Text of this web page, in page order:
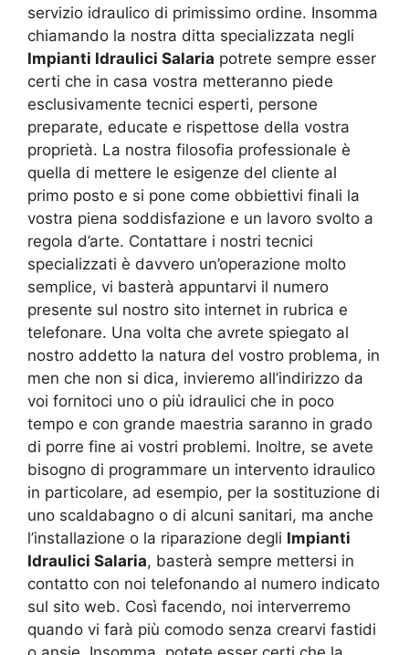
servizio idraulico di primissimo ordine. Insomma
chiamando la nostra ditta specializzata negli
Impianti Idraulici Salaria potrete sempre esser
certi che in casa vostra metteranno piede
esclusivamente tecnici esperti, persone
preparate, educate e rispettose della vostra
proprietà. La nostra filosofia professionale è
quella di mettere le esigenze del cliente al
primo posto e si pone come obbiettivi finali la
vostra piena soddisfazione e un lavoro svolto a
regola d’arte. Contattare i nostri tecnici
specializzati è davvero un’operazione molto
semplice, vi basterà appuntarvi il numero
presente sul nostro sito internet in rubrica e
telefonare. Una volta che avrete spiegato al
nostro addetto la natura del vostro problema, in
men che non si dica, invieremo all’indirizzo da
voi fornitoci uno o più idraulici che in poco
tempo e con grande maestria saranno in grado
di porre fine ai vostri problemi. Inoltre, se avete
bisogno di programmare un intervento idraulico
in particolare, ad esempio, per la sostituzione di
uno scaldabagno o di alcuni sanitari, ma anche
l’installazione o la riparazione degli Impianti
Idraulici Salaria, basterà sempre mettersi in
contatto con noi telefonando al numero indicato
sul sito web. Così facendo, noi interverremo
quando vi farà più comodo senza crearvi fastidi